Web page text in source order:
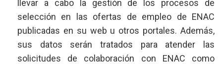
llevar a cabo la gestión de los procesos de
selección en las ofertas de empleo de ENAC
publicadas en su web u otros portales. Además,
sus datos serán tratados para atender las
solicitudes de colaboración con ENAC como